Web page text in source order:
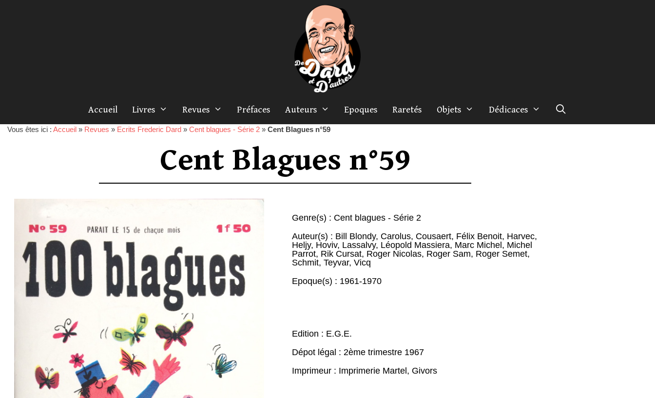
Accueil Livres Revues Préfaces Auteurs Epoques Raretés Objets Dédicaces
Vous êtes ici : Accueil » Revues » Ecrits Frederic Dard » Cent blagues - Série 2 » Cent Blagues n°59
Cent Blagues n°59
Genre(s) : Cent blagues - Série 2
Auteur(s) : Bill Blondy, Carolus, Cousaert, Félix Benoit, Harvec,
Heljy, Hoviv, Lassalvy, Léopold Massiera, Marc Michel , Michel
Parrot, Rik Cursat, Roger Nicolas, Roger Sam, Roger Semet,
Schmit, Teyvar, Vicq
Epoque(s) : 1961-1970
Edition : E.G.E.
Dépot légal : 2ème trimestre 1967
Imprimeur : Imprimerie Martel, Givors